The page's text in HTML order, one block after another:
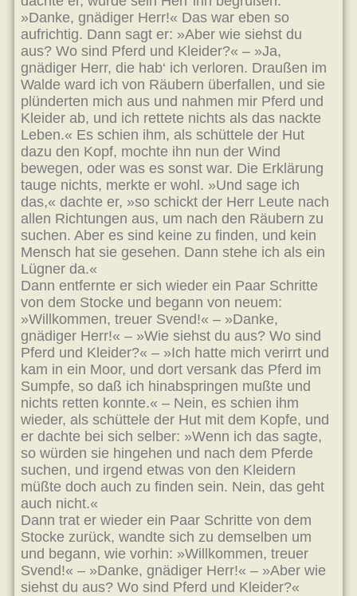
»Danke, gnädiger Herr!« Das war eben so
aufrichtig. Dann sagt er: »Aber wie siehst du
aus? Wo sind Pferd und Kleider?« – »Ja,
gnädiger Herr, die hab‘ ich verloren. Draußen im
Walde ward ich von Räubern überfallen, und sie
plünderten mich aus und nahmen mir Pferd und
Kleider ab, und ich rettete nichts als das nackte
Leben.« Es schien ihm, als schüttele der Hut
dazu den Kopf, mochte ihn nun der Wind
bewegen, oder was es sonst war. Die Erklärung
tauge nichts, merkte er wohl. »Und sage ich
das,« dachte er, »so schickt der Herr Leute nach
allen Richtungen aus, um nach den Räubern zu
suchen. Aber es sind keine zu finden, und kein
Mensch hat sie gesehen. Dann stehe ich als ein
Lügner da.«
Dann entfernte er sich wieder ein Paar Schritte
von dem Stocke und begann von neuem:
»Willkommen, treuer Svend!« – »Danke,
gnädiger Herr!« – »Wie siehst du aus? Wo sind
Pferd und Kleider?« – »Ich hatte mich verirrt und
kam in ein Moor, und dort versank das Pferd im
Sumpfe, so daß ich hinabspringen mußte und
nichts retten konnte.« – Nein, es schien ihm
wieder, als schüttele der Hut mit dem Kopfe, und
er dachte bei sich selber: »Wenn ich das sagte,
so würden sie hingehen und nach dem Pferde
suchen, und irgend etwas von den Kleidern
müßte doch auch zu finden sein. Nein, das geht
auch nicht.«
Dann trat er wieder ein Paar Schritte von dem
Stocke zurück, wandte sich zu demselben um
und begann, wie vorhin: »Willkommen, treuer
Svend!« – »Danke, gnädiger Herr!« – »Aber wie
siehst du aus? Wo sind Pferd und Kleider?«